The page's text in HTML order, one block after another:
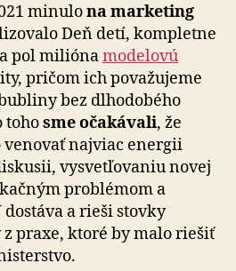
minulona marketing
Deň detí, kompletne
pol miliónamodelovú
pričom ich považujeme
bez dlhodobého
tohosme očakávali, že
najviac energii
vysvetľovaniu novej
problémom a
dostáva a rieši stovky
z praxe, ktoré by malo riešiť